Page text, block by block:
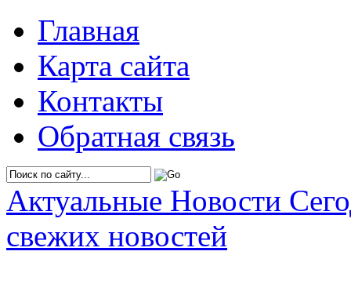
Главная
Карта сайта
Контакты
Обратная связь
Актуальные Новости
свежих новостей